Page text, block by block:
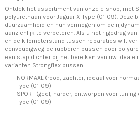
Ontdek het assortiment van onze e-shop, met
polyurethaan voor Jaguar X-Type (01-09).
duurzaamheid en hun vermogen om de
aanzienlijk te verbeteren. Als u het rijgedrag
en de kilometerstand tussen reparaties wilt
eenvoudigweg de rubberen bussen door
een stap dichter bij het bereiken van uw ideale
varianten Strongflex bussen:
NORMAAL (rood, zachter, ideaal voor
Type (01-09)
SPORT (geel, harder, ontworpen voor
Type (01-09)